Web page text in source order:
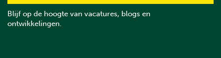
Blijf op de hoogte van vacatures, blogs en
ontwikkelingen.